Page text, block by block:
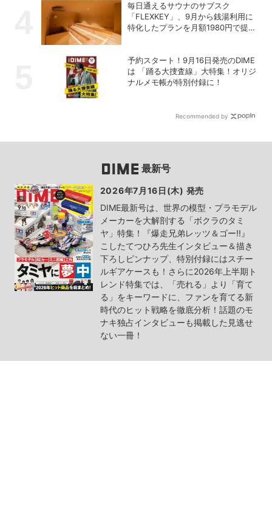
毎日通えるサウナのサブスク
「FLEXKEY」、9月から銭湯利用に
特化したプランを月額1980円で提供
予約スタート！9月16日発売のDIME
は 「踊る大捜査線」大特集！オリジ
ナルメモ帳が特別付録に！
Recommended by
最新号
2026年7月16日(木) 発売
DIME最新号は、世界の模型・プラモデル
メーカーを大解剖する「ボクラのタミ
ヤ」特集！『爆走兄弟レッツ＆ゴー!!』
こしたてつひろ先生インタビュー＆描き
下ろしピンナップ、特別付録にはスチー
ルギアケースも！さらに2026年上半期ト
レンド特集では、「売れる」より「育て
る」をキーワードに、ファンを育てる新
時代のヒット戦略を徹底分析！話題のモ
ナキ独占インタビューも掲載した見逃せ
ない一冊！